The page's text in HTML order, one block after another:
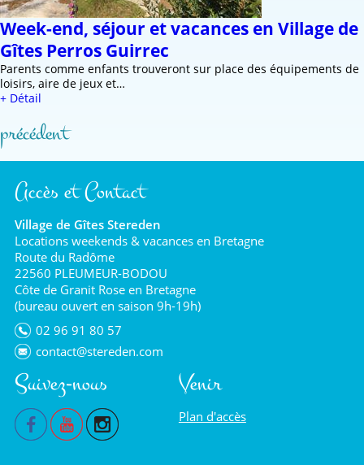
Week-end, séjour et vacances en Village de
Gîtes Perros Guirrec
Parents comme enfants trouveront sur place des équipements de
loisirs, aire de jeux et…
+ Détail
précédent
Accès et Contact
Village de Gîtes Stereden
Locations weekends & vacances en Bretagne
Route du Radôme
22560 PLEUMEUR-BODOU
Côte de Granit Rose en Bretagne
(bureau ouvert en saison 9h-19h)
02 96 91 80 57
contact@stereden.com
Suivez-nous Venir
Plan d'accès